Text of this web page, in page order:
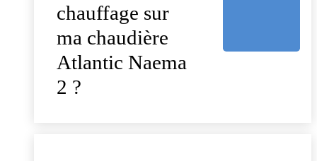
chauffage sur
ma chaudière
Atlantic Naema
2 ?